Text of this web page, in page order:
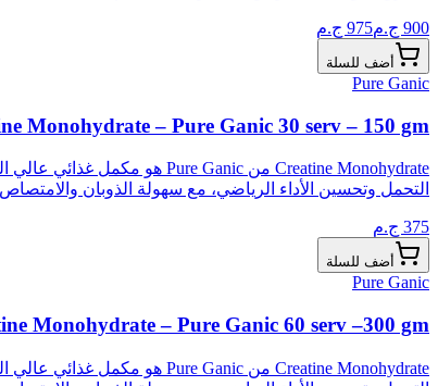
900 ج.م975 ج.م
أضف للسلة
Pure Ganic
Monohydrate – Pure Ganic 30 serv – 150 gm
التحمل وتحسين الأداء الرياضي، مع سهولة الذوبان
375 ج.م
أضف للسلة
Pure Ganic
Monohydrate – Pure Ganic 60 serv –300 gm